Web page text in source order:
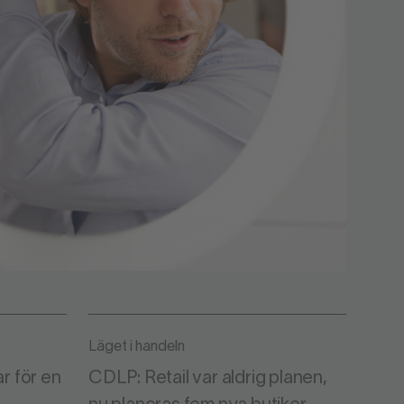
för en
Läget i handeln
CDLP: Retail var aldrig planen,